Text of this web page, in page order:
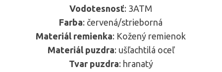
Vodotesnosť: 3ATM
Farba: červená/strieborná
Materiál remienka: Kožený remienok
Materiál puzdra: ušľachtilá oceľ
Tvar puzdra: hranatý